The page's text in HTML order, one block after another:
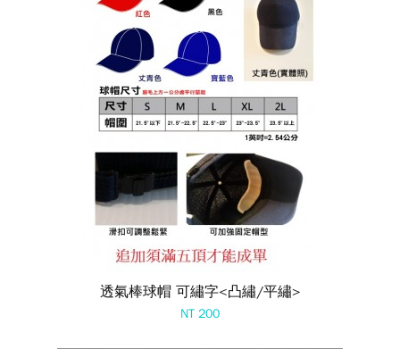
透氣棒球帽 可繡字<凸繡/平繡>
NT 200